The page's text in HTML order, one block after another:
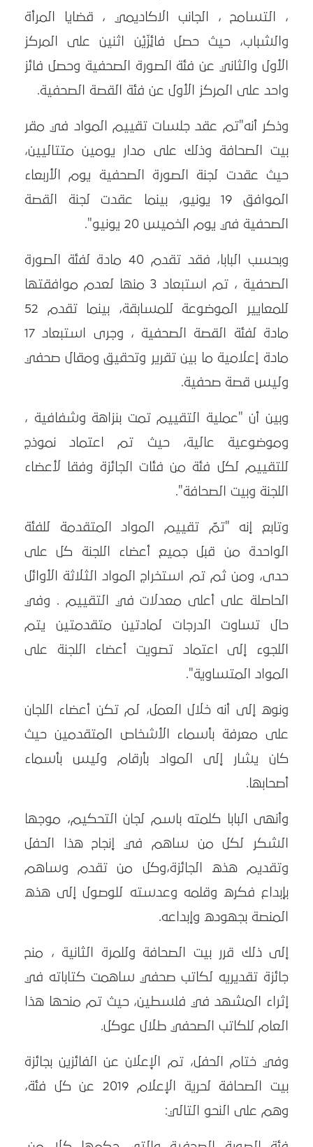
، التسامح ، الجانب الاكاديمي ، قضايا المرأة
والشباب، حيث حصل فائِزَيْن اثنين على المركز
الأول والثاني عن فئة الصورة الصحفية وحصل فائز
واحد على المركز الأول عن فئة القصة الصحفية.
وذكر أنه"تم عقد جلسات تقييم المواد في مقر
بيت الصحافة وذلك على مدار يومين متتاليين،
حيث عقدت لجنة الصورة الصحفية يوم الأربعاء
الموافق 19 يونيو، بينما عقدت لجنة القصة
الصحفية في يوم الخميس 20 يونيو".
وبحسب البابا، فقد تقدم 40 مادة لفئة الصورة
الصحفية ، تم استبعاد 3 منها لعدم موافقتها
للمعايير الموضوعة للمسابقة، بينما تقدم 52
مادة لفئة القصة الصحفية ، وجرى استبعاد 17
مادة إعلامية ما بين تقرير وتحقيق ومقال صحفي
وليس قصة صحفية.
وبين أن "عملية التقييم تمت بنزاهة وشفافية ،
وموضوعية عالية، حيث تم اعتماد نموذج
للتقييم لكل فئة من فئات الجائزة وفقا لأعضاء
اللجنة وبيت الصحافة".
وتابع إنه "تمّ تقييم المواد المتقدمة للفئة
الواحدة من قبل جميع أعضاء اللجنة كل على
حدى، ومن ثم تم استخراج المواد الثلاثة الأوائل
الحاصلة على أعلى معدلات في التقييم . وفي
حال تساوت الدرجات لمادتين متقدمتين يتم
اللجوء إلى اعتماد تصويت أعضاء اللجنة على
المواد المتساوية".
ونوه إلى أنه خلال العمل، لم تكن أعضاء اللجان
على معرفة بأسماء الأشخاص المتقدمين حيث
كان يشار إلى المواد بأرقام وليس بأسماء
أصحابها.
وأنهى البابا كلمته باسم لجان التحكيم، موجها
الشكر لكل من ساهم في إنجاح هذا الحفل
وتقديم هذه الجائزة،وكل من تقدم وساهم
بإبداع فكره وقلمه وعدسته للوصول إلى هذه
المنصة بجهوده وإبداعه.
إلى ذلك قرر بيت الصحافة وللمرة الثانية ، منح
جائزة تقديريه لكاتب صحفي ساهمت كتاباته في
إثراء المشهد في فلسطين، حيث تم منحها هذا
العام للكاتب الصحفي طلال عوكل.
وفي ختام الحفل، تم الإعلان عن الفائزين بجائزة
بيت الصحافة لحرية الإعلام 2019 عن كل فئة،
وهم على النحو التالي: